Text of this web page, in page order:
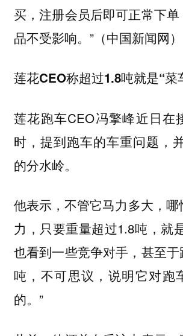
买，注册会员后即可正常下
品不受影响。”（中国新闻网）
莲花CEO称超过1.8吨就是“菜
莲花跑车CEO冯擎峰近日在
时，提到跑车的车重问题，
的分水岭。
他表示，不管它马力多大，哪
力，只要重量超过1.8吨，就
也看到一些竞争对手，甚至
吨，不可思议，说明它对跑
的。”